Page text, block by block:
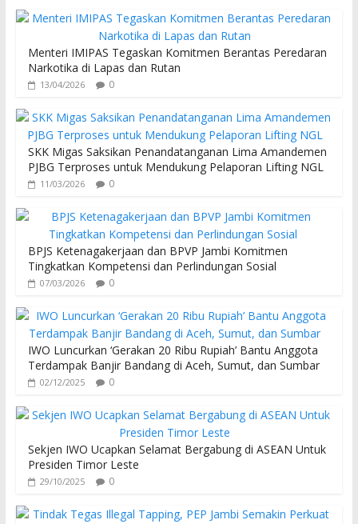
Menteri IMIPAS Tegaskan Komitmen Berantas Peredaran
Narkotika di Lapas dan Rutan
13/04/2026 0
SKK Migas Saksikan Penandatanganan Lima Amandemen
PJBG Terproses untuk Mendukung Pelaporan Lifting NGL
11/03/2026 0
BPJS Ketenagakerjaan dan BPVP Jambi Komitmen
Tingkatkan Kompetensi dan Perlindungan Sosial
07/03/2026 0
IWO Luncurkan ‘Gerakan 20 Ribu Rupiah’ Bantu Anggota
Terdampak Banjir Bandang di Aceh, Sumut, dan Sumbar
02/12/2025 0
Sekjen IWO Ucapkan Selamat Bergabung di ASEAN Untuk
Presiden Timor Leste
29/10/2025 0